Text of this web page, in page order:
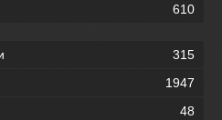
610
315
1947
48